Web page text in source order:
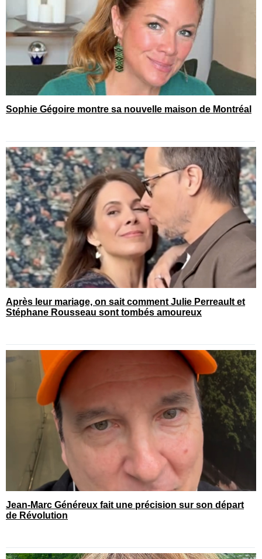
Sophie Gégoire montre sa nouvelle maison de Montréal
Après leur mariage, on sait comment Julie Perreault et
Stéphane Rousseau sont tombés amoureux
Jean-Marc Généreux fait une précision sur son départ
de Révolution